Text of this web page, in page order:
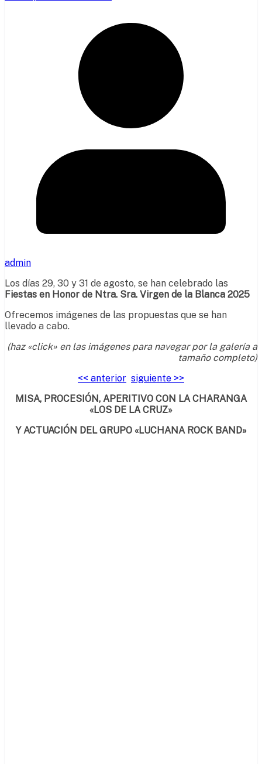
admin
Los días 29, 30 y 31 de agosto, se han celebrado las
Fiestas en Honor de Ntra. Sra. Virgen de la Blanca 2025
Ofrecemos imágenes de las propuestas que se han
llevado a cabo.
(haz «click» en las imágenes para navegar por la galería a
tamaño completo)
<< anterior siguiente >>
MISA, PROCESIÓN, APERITIVO CON LA CHARANGA
«LOS DE LA CRUZ»
Y ACTUACIÓN DEL GRUPO «LUCHANA ROCK BAND»